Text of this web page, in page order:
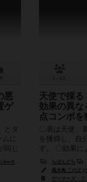
悪
ゲ
とタ
に
同じ
）
天使で採
効果の異な
点コンボを
〇表は天使
を獲得し、自
す。 〇効果に
りその逆が起
らぱんどら
風水鳥 このヱ
ゲーマーズ・フ